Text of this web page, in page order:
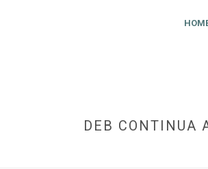
DEB CONTINUA